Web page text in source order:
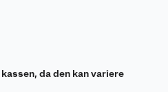
da den kan variere